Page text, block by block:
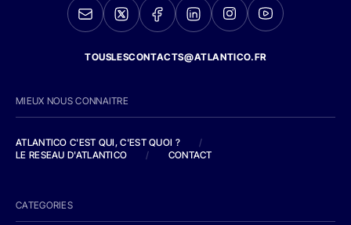
TOUSLESCONTACTS@ATLANTICO.FR
MIEUX NOUS CONNAITRE
ATLANTICO C'EST QUI, C'EST QUOI ?
/
LE RESEAU D'ATLANTICO
/ CONTACT
CATEGORIES